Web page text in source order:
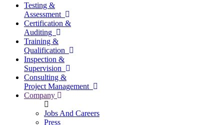
Testing &
Assessment
Certification &
Auditing
Training &
Qualification
Inspection &
Supervision
Consulting &
Project Management
Company
Jobs And Careers
Press